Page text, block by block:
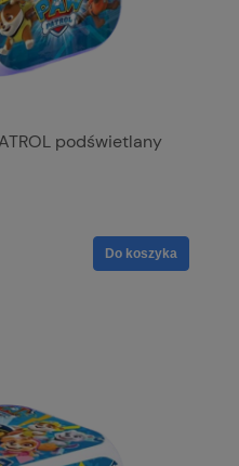
podświetlany
Do koszyka